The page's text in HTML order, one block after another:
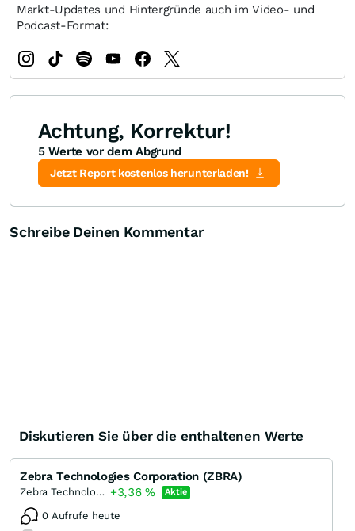
Markt-Updates und Hintergründe auch im Video- und
Podcast-Format:
Achtung, Korrektur!
5 Werte vor dem Abgrund
Jetzt Report kostenlos herunterladen!
Schreibe Deinen Kommentar
Diskutieren Sie über die enthaltenen Werte
Zebra Technologies Corporation (ZBRA)
Zebra Technologies (A) +3,36% Aktie
0 Aufrufe heute